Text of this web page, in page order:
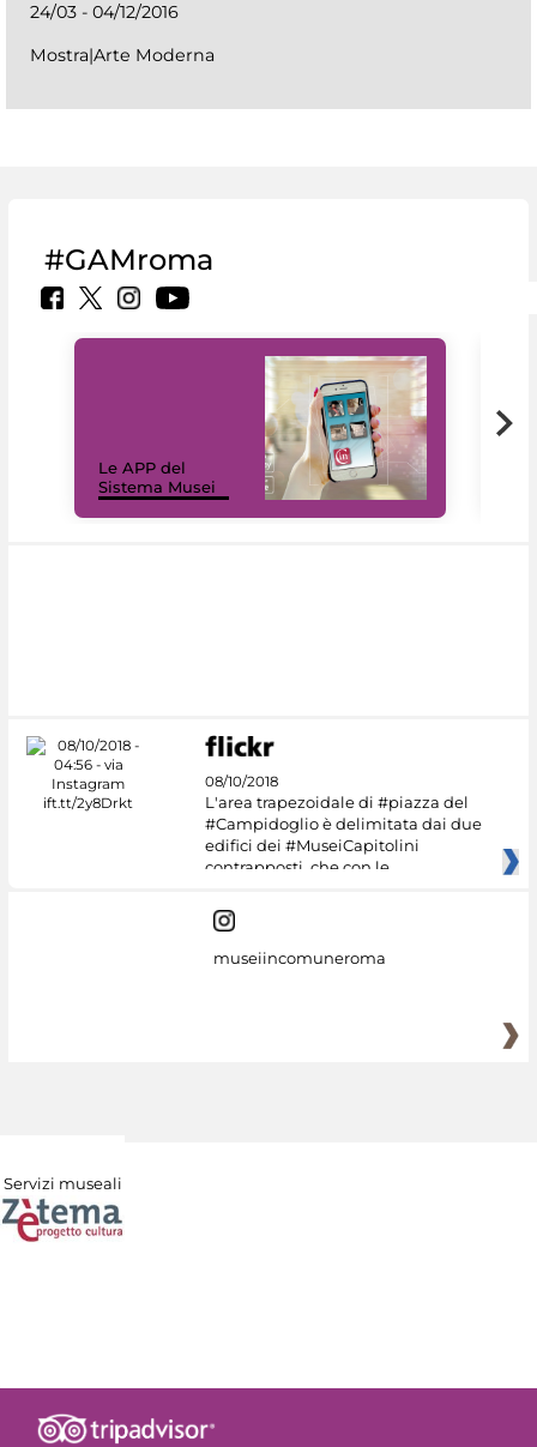
24/03 - 04/12/2016
Mostra|Arte Moderna
#GAMroma
Le APP del
Sistema Musei
08/10/2018
L'area trapezoidale di #piazza del
#Campidoglio è delimitata dai due
edifici dei #MuseiCapitolini
contrapposti, che con le
museiincomuneroma
Servizi museali